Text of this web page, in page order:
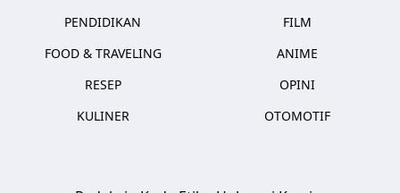
PENDIDIKAN
FOOD & TRAVELING
RESEP
KULINER
FILM
ANIME
OPINI
OTOMOTIF